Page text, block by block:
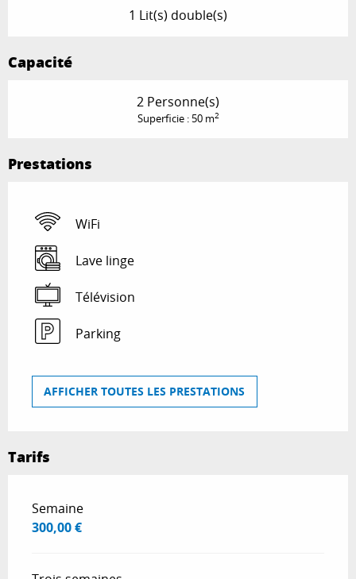
1 Lit(s) double(s)
Capacité
2 Personne(s)
Superficie : 50 m2
Prestations
WiFi
Lave linge
Télévision
Parking
AFFICHER TOUTES LES PRESTATIONS
Tarifs
Tarifs 2026
Semaine
300,00 €